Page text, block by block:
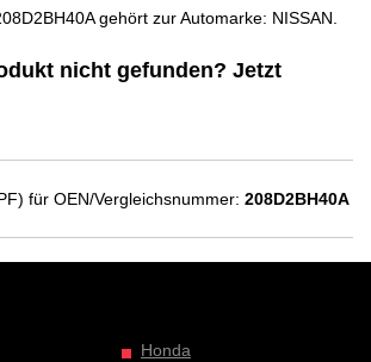
gehört zur Automarke: NISSAN.
nicht gefunden? Jetzt
für OEN/Vergleichsnummer: 208D2BH40A
Honda